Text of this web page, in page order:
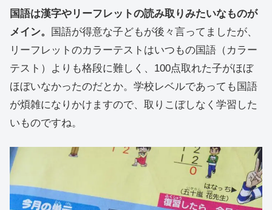
国語は漢字やリーフレットの読み取りみたいなものが
メイン。
国語が得意な子どもが後々言ってましたが、
リーフレットのカラーテストはいつもの国語（カラー
テスト）よりも格段に難しく、100点取れた子がほぼ
ほぼいなかったのだとか。学校レベルであっても国語
が煩雑になりかけますので、取りこぼしなく学習した
いものですね。